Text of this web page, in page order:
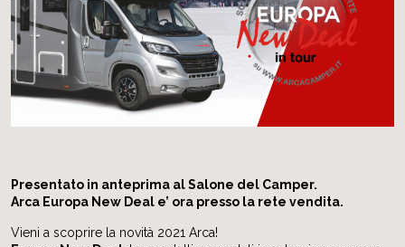
Presentato in anteprima al Salone del Camper.
Arca Europa New Deal e’ ora presso la rete vendita.
Vieni a scoprire la novità 2021 Arca!